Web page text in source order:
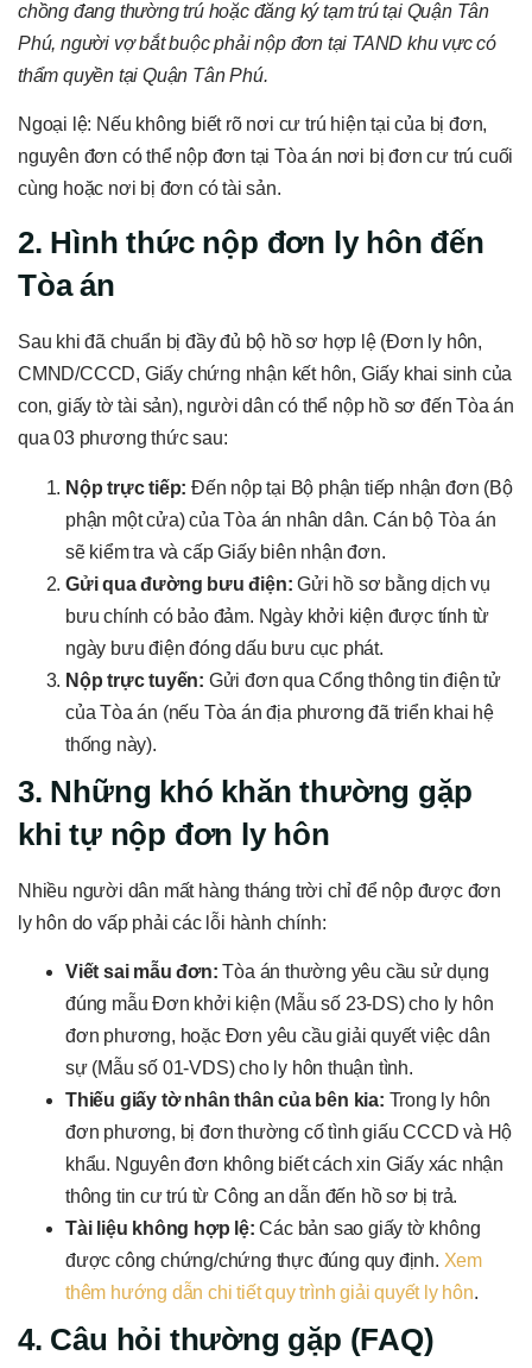
chồng đang thường trú hoặc đăng ký tạm trú tại Quận Tân
Phú, người vợ bắt buộc phải nộp đơn tại TAND khu vực có
thẩm quyền tại Quận Tân Phú.
Ngoại lệ: Nếu không biết rõ nơi cư trú hiện tại của bị đơn,
nguyên đơn có thể nộp đơn tại Tòa án nơi bị đơn cư trú cuối
cùng hoặc nơi bị đơn có tài sản.
2. Hình thức nộp đơn ly hôn đến
Tòa án
Sau khi đã chuẩn bị đầy đủ bộ hồ sơ hợp lệ (Đơn ly hôn,
CMND/CCCD, Giấy chứng nhận kết hôn, Giấy khai sinh của
con, giấy tờ tài sản), người dân có thể nộp hồ sơ đến Tòa án
qua 03 phương thức sau:
Nộp trực tiếp: Đến nộp tại Bộ phận tiếp nhận đơn (Bộ
phận một cửa) của Tòa án nhân dân. Cán bộ Tòa án
sẽ kiểm tra và cấp Giấy biên nhận đơn.
Gửi qua đường bưu điện: Gửi hồ sơ bằng dịch vụ
bưu chính có bảo đảm. Ngày khởi kiện được tính từ
ngày bưu điện đóng dấu bưu cục phát.
Nộp trực tuyến: Gửi đơn qua Cổng thông tin điện tử
của Tòa án (nếu Tòa án địa phương đã triển khai hệ
thống này).
3. Những khó khăn thường gặp
khi tự nộp đơn ly hôn
Nhiều người dân mất hàng tháng trời chỉ để nộp được đơn
ly hôn do vấp phải các lỗi hành chính:
Viết sai mẫu đơn: Tòa án thường yêu cầu sử dụng
đúng mẫu Đơn khởi kiện (Mẫu số 23-DS) cho ly hôn
đơn phương, hoặc Đơn yêu cầu giải quyết việc dân
sự (Mẫu số 01-VDS) cho ly hôn thuận tình.
Thiếu giấy tờ nhân thân của bên kia: Trong ly hôn
đơn phương, bị đơn thường cố tình giấu CCCD và Hộ
khẩu. Nguyên đơn không biết cách xin Giấy xác nhận
thông tin cư trú từ Công an dẫn đến hồ sơ bị trả.
Tài liệu không hợp lệ: Các bản sao giấy tờ không
được công chứng/chứng thực đúng quy định. Xem
thêm hướng dẫn chi tiết quy trình giải quyết ly hôn.
4. Câu hỏi thường gặp (FAQ)